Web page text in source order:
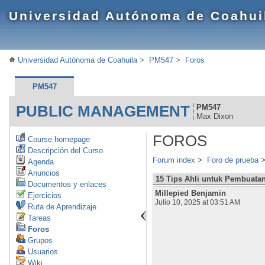
Universidad Autónoma de
Universidad Autónoma de Coahuila> PM547 > Foros
PM547
PUBLIC MANAGEMENT
PM547
Max Dixon
Course homepage
Descripción del Curso
Agenda
Anuncios
Documentos y enlaces
Ejercicios
Ruta de Aprendizaje
Tareas
Foros
Grupos
Usuarios
Wiki
FOROS
Forum index > Foro de prueba
15 Tips Ahli untuk
Millepied Benjamin
Julio 10, 2025 at 03:51 AM